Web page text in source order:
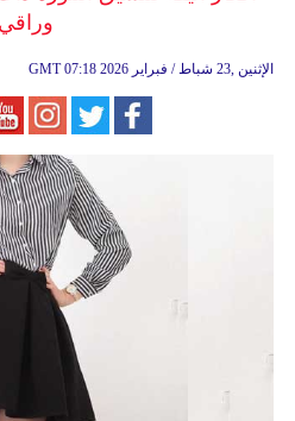
وراقي
GMT 07:18 2026 الإثنين ,23 شباط / فبراير